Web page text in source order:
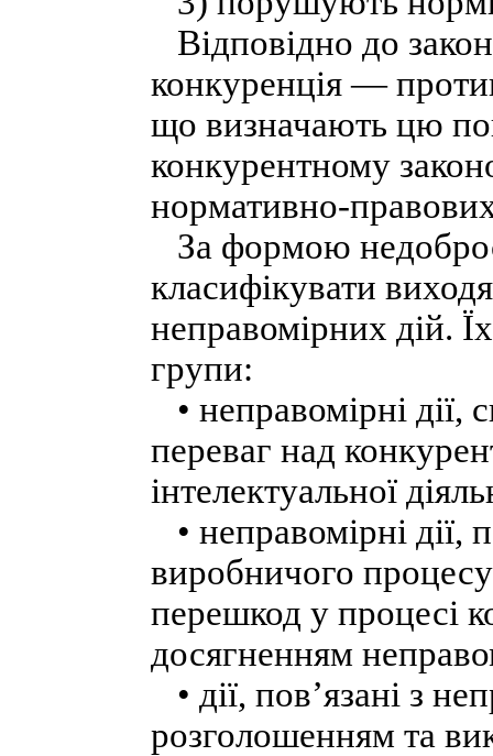
Відповідно до
конкуренція —
що визначають цю
конкурентному
нормативно-
За формою
класифікувати
неправомірних дій.
групи:
• неправомірні
переваг над
інтелектуальної
• неправомірні дії,
виробничого
перешкод у процесі
досягненням
• дії, пов’язані з
розголошенням та